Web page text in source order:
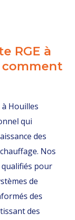
RGE à
Houilles
qui
des
Nos
qualifiés pour
de
des
des